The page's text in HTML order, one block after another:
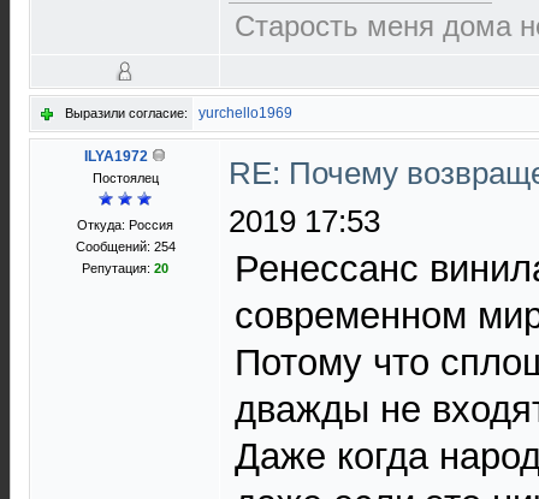
Старость меня дома
Выразили согласие: yurchello1969
ILYA1972
Постоялец
Откуда: Россия
Сообщений: 254
Репутация: 20
RE: Почему
2019 17:53
Ренессанс
современном
Потому что
дважды не
Даже когда